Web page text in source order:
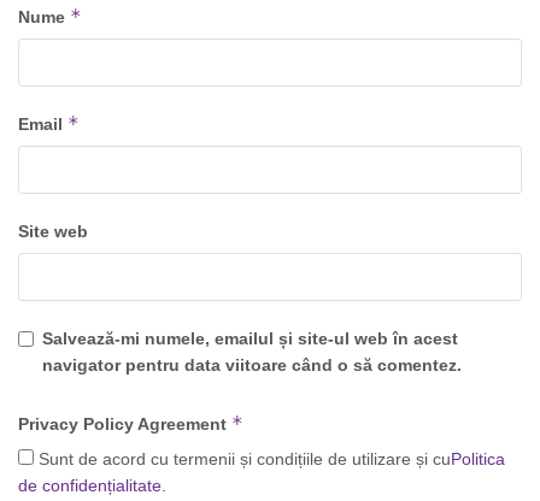
Nume *
Email *
Site web
Salvează-mi numele, emailul și site-ul web în acest
navigator pentru data viitoare când o să comentez.
Privacy Policy Agreement *
Sunt de acord cu termenii și condițiile de utilizare și cuPolitica
de confidențialitate